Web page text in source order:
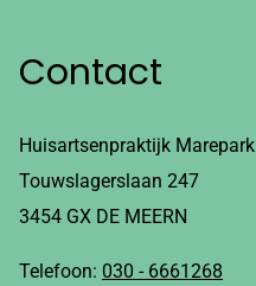
Contact
Huisartsenpraktijk Marepark
Touwslagerslaan 247
3454 GX DE MEERN
Telefoon: 030 - 6661268